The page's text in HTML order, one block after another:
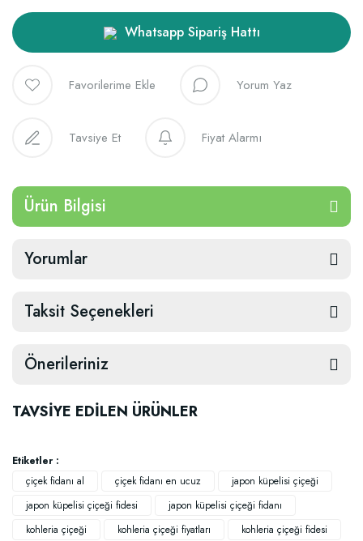
Whatsapp Sipariş Hattı
Yorum Yaz
Tavsiye Et Fiyat Alarmı
Ürün Bilgisi
Yorumlar
Taksit Seçenekleri
Önerileriniz
TAVSİYE EDİLEN ÜRÜNLER
Etiketler :
çiçek fidanı al
çiçek fidanı en ucuz
japon küpelisi çiçeği
japon küpelisi çiçeği fidesi
japon küpelisi çiçeği fidanı
kohleria çiçeği
kohleria çiçeği fiyatları
kohleria çiçeği fidesi